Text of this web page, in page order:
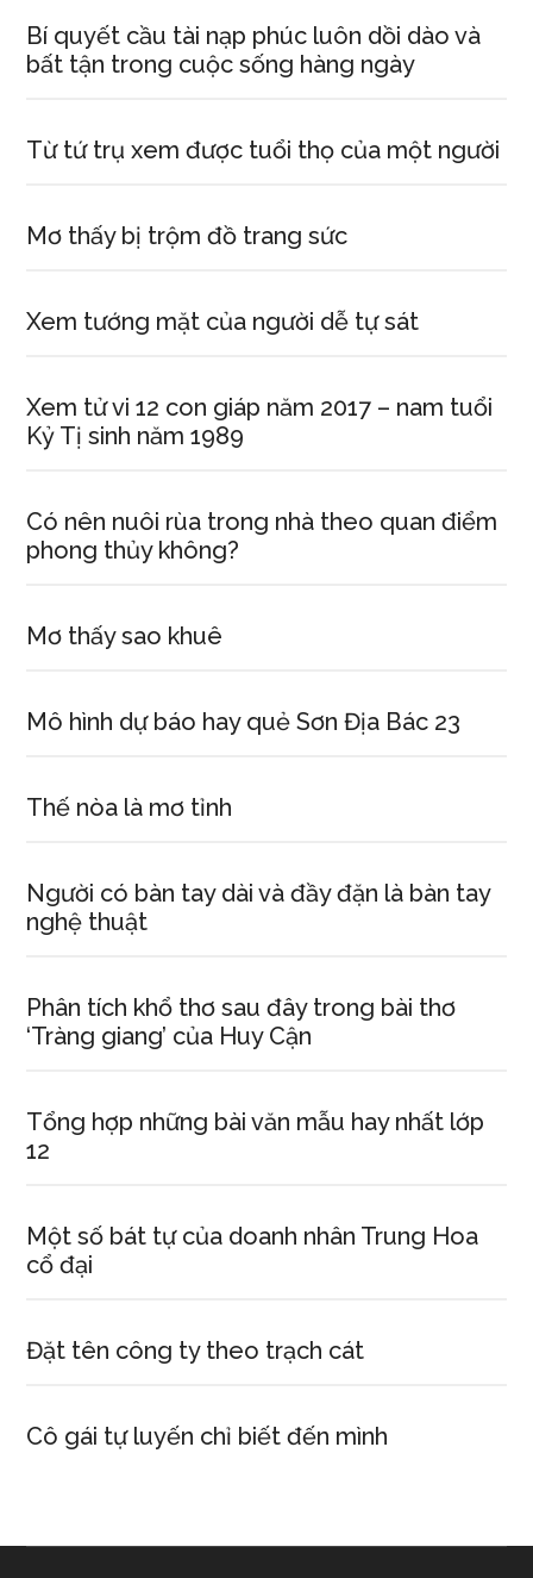
Bí quyết cầu tài nạp phúc luôn dồi dào và
bất tận trong cuộc sống hàng ngày
Từ tứ trụ xem được tuổi thọ của một người
Mơ thấy bị trộm đồ trang sức
Xem tướng mặt của người dễ tự sát
Xem tử vi 12 con giáp năm 2017 – nam tuổi
Kỷ Tị sinh năm 1989
Có nên nuôi rùa trong nhà theo quan điểm
phong thủy không?
Mơ thấy sao khuê
Mô hình dự báo hay quẻ Sơn Địa Bác 23
Thế nòa là mơ tỉnh
Người có bàn tay dài và đầy đặn là bàn tay
nghệ thuật
Phân tích khổ thơ sau đây trong bài thơ
‘Tràng giang’ của Huy Cận
Tổng hợp những bài văn mẫu hay nhất lớp
12
Một số bát tự của doanh nhân Trung Hoa
cổ đại
Đặt tên công ty theo trạch cát
Cô gái tự luyến chỉ biết đến mình